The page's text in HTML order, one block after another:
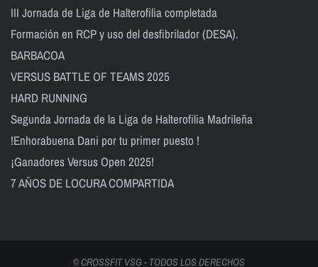
III Jornada de Liga de Halterofilia completada
Formación en RCP y uso del desfibrilador (DESA).
BARBACOA
VERSUS BATTLE OF TEAMS 2025
HARD RUNNING
Segunda Jornada de la Liga de Halterofilia Madrileña
!Enhorabuena Dani por tu primer puesto !
¡Ganadores Versus Open 2025!
7 AÑOS DE LOCURA COMPARTIDA
© CROSSFIT VSG - TODOS LOS DERECHOS